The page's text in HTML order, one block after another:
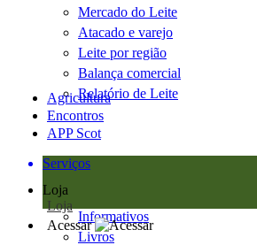
Mercado do Leite
Atacado e varejo
Leite por região
Balança comercial
Relatório de Leite
Agricultura
Encontros
APP Scot
Serviços
Loja
Loja
Informativos
Livros
Acessar